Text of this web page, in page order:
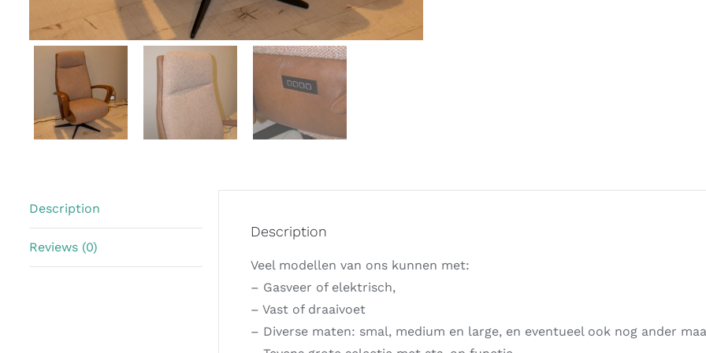
Description
Reviews (0)
Description
Veel modellen van ons kunnen met:
– Gasveer of elektrisch,
– Vast of draaivoet
– Diverse maten: smal, medium en large, en eventueel ook nog ander